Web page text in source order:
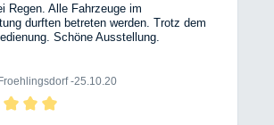
Regen. Alle Fahrzeuge im
durften betreten werden. Trotz dem
Schöne Ausstellung.
-25.10.20